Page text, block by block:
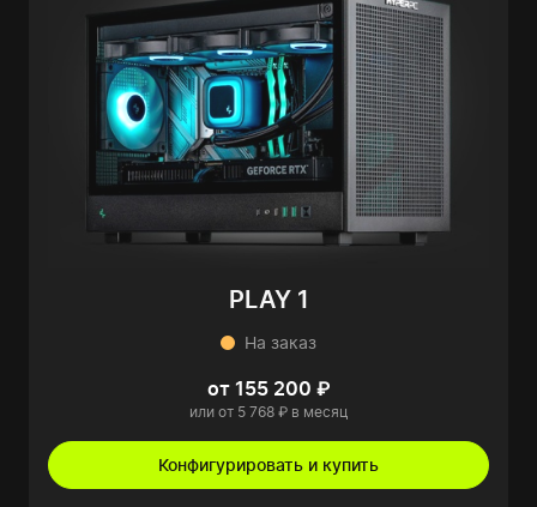
PLAY 1
На заказ
от 155 200 ₽
или от 5 768 ₽ в месяц
Конфигурировать и купить